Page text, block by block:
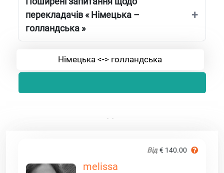
перекладачів « Німецька –
голландська »
Німецька <-> голландська
Від € 140.00
melissa